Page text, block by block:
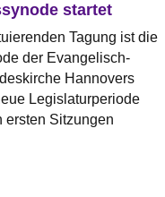
startet
Tagung ist die
der Evangelisch-
Hannovers
Legislaturperiode
ersten Sitzungen